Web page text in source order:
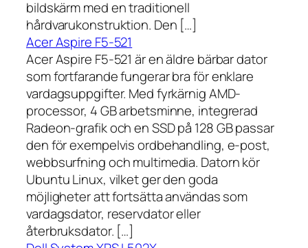
bildskärm med en traditionell
hårdvarukonstruktion. Den […]
Acer Aspire F5-521
Acer Aspire F5-521 är en äldre bärbar dator
som fortfarande fungerar bra för enklare
vardagsuppgifter. Med fyrkärnig AMD-
processor, 4 GB arbetsminne, integrerad
Radeon-grafik och en SSD på 128 GB passar
den för exempelvis ordbehandling, e-post,
webbsurfning och multimedia. Datorn kör
Ubuntu Linux, vilket ger den goda
möjligheter att fortsätta användas som
vardagsdator, reservdator eller
återbruksdator. […]